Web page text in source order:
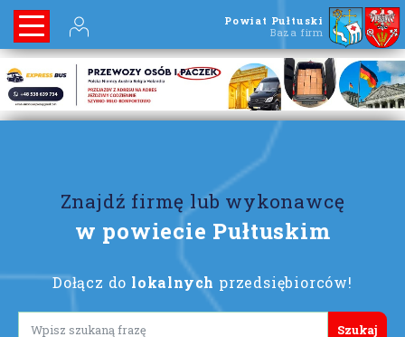
Powiat Pułtuski
Baza firm
Znajdź firmę lub wykonawcę
w powiecie Pułtuskim
Dołącz do lokalnych przedsiębiorców!
Lorem ipsum